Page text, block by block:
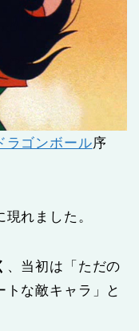
ラゴンボール序
れました。
、当初は「ただの
な敵キャラ」と